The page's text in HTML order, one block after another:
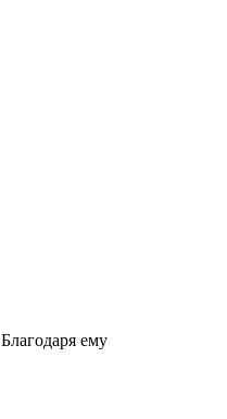
ему